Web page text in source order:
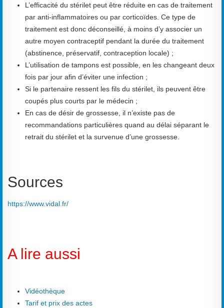
L’efficacité du stérilet peut être réduite en cas de traitement
par anti-inflammatoires ou par corticoïdes. Ce type de
traitement est donc déconseillé, à moins d’y associer un
autre moyen contraceptif pendant la durée du traitement
(abstinence, préservatif, contraception locale) ;
L’utilisation de tampons est possible, en les changeant deux
fois par jour afin d’éviter une infection ;
Si le partenaire ressent les fils du stérilet, ils peuvent être
coupés plus courts par le médecin ;
En cas de désir de grossesse, il n’existe pas de
recommandations particulières quand au délai séparant le
retrait du stérilet et la survenue d’une grossesse.
Sources
https://www.vidal.fr/
A lire aussi
Vidéothèque
Tarif et prix des actes